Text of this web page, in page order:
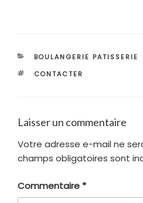
CATÉGORIES
BOULANGERIE PATISSERIE
ÉTIQUETTES
CONTACTER
Laisser un commentaire
Votre adresse e-mail ne
champs obligatoires sont
Commentaire *